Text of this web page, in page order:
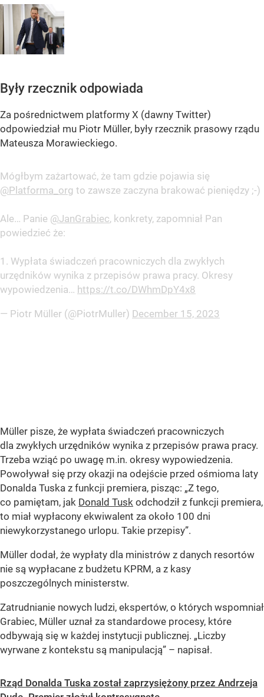
Były rzecznik odpowiada
Za pośrednictwem platformy X (dawny Twitter)
odpowiedział mu Piotr Müller, były rzecznik prasowy rządu
Mateusza Morawieckiego.
Mógłbym zażartować, że tam gdzie pojawia się
@Platforma_org to zawsze zaczyna brakować pieniędzy ;-)
Ale… Panie @JanGrabiec, konkrety, zapomniał Pan
powiedzieć że:
1. Wypłata świadczeń pracowniczych dla zwykłych
urzędników wynika z przepisów prawa pracy. Okresy
wypowiedzenia… https://t.co/DWhmDpY4x8
— Piotr Müller (@PiotrMuller) December 15, 2023
Müller pisze, że wypłata świadczeń pracowniczych
dla zwykłych urzędników wynika z przepisów prawa pracy.
Trzeba wziąć po uwagę m.in. okresy wypowiedzenia.
Powoływał się przy okazji na odejście przed ośmioma laty
Donalda Tuska z funkcji premiera, pisząc: „Z tego,
co pamiętam, jak Donald Tusk odchodził z funkcji premiera,
to miał wypłacony ekwiwalent za około 100 dni
niewykorzystanego urlopu. Takie przepisy”.
Müller dodał, że wypłaty dla ministrów z danych resortów
nie są wypłacane z budżetu KPRM, a z kasy
poszczególnych ministerstw.
Zatrudnianie nowych ludzi, ekspertów, o których wspomniał
Grabiec, Müller uznał za standardowe procesy, które
odbywają się w każdej instytucji publicznej. „Liczby
wyrwane z kontekstu są manipulacją” – napisał.
Rząd Donalda Tuska został zaprzysiężony przez Andrzeja